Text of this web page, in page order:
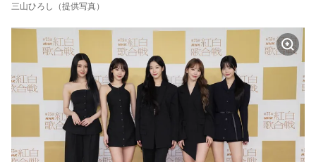
三山ひろし（提供写真）